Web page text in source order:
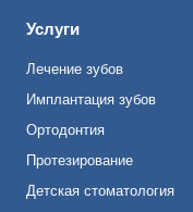
Услуги
Лечение зубов
Имплантация зубов
Ортодонтия
Протезирование
Детская стоматология